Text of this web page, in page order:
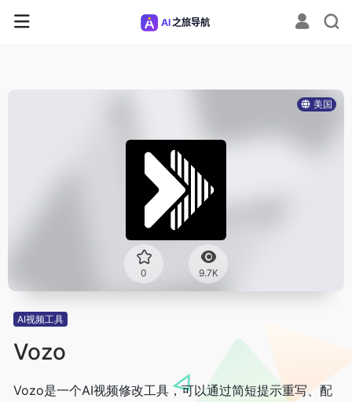
美国
0 9.7K
AI视频工具
Vozo
Vozo是一个AI视频修改工具，可以通过简短提示重写、配